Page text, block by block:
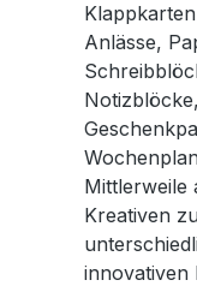
Anlässe,
Mittlerweile
Kreativen
innovativen